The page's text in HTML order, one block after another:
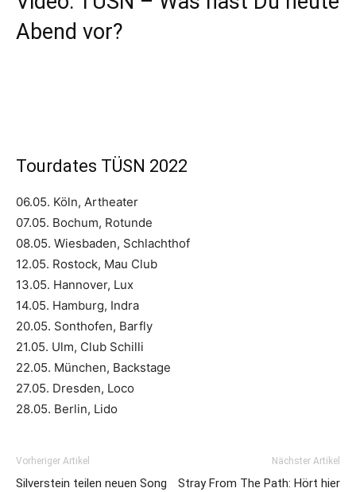
Abend vor?
Tourdates TÜSN 2022
06.05. Köln, Artheater
07.05. Bochum, Rotunde
08.05. Wiesbaden, Schlachthof
12.05. Rostock, Mau Club
13.05. Hannover, Lux
14.05. Hamburg, Indra
20.05. Sonthofen, Barfly
21.05. Ulm, Club Schilli
22.05. München, Backstage
27.05. Dresden, Loco
28.05. Berlin, Lido
Vorheriger Artikel
Silverstein teilen neuen Song
Nächster Artikel
Stray From The Path: Hört hier